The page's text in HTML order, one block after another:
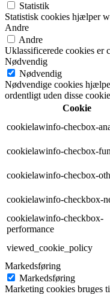
Statistik
Statistisk cookies hjælper
Andre
Andre
Uklassificerede cookies er
Nødvendig
Nødvendig
Nødvendige cookies
ordentligt uden disse
Cookie
cookielawinfo-checbox-
cookielawinfo-checbox-
cookielawinfo-checbox-
cookielawinfo-checkbox-
cookielawinfo-checkbox-
performance
viewed_cookie_policy
Markedsføring
Markedsføring
Marketing cookies bruges